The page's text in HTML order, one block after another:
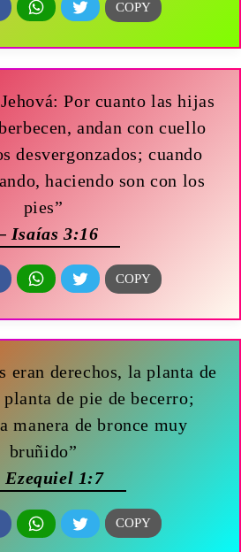
Por cuanto las hijas
andan con cuello
desvergonzados; cuando
haciendo son con los
pies”
Isaías 3:16
eran derechos, la planta de
de pie de becerro;
manera de bronce muy
bruñido”
1:7